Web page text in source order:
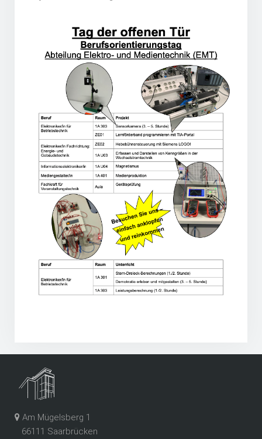
Am Mügelsberg 1
66111 Saarbrücken